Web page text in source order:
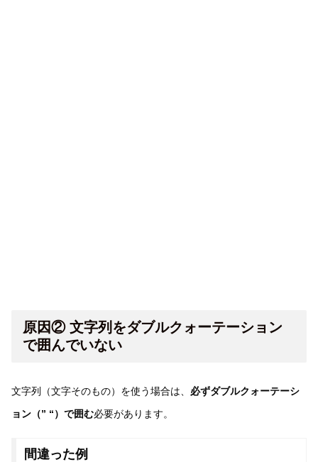
原因② 文字列をダブルクォーテーション
で囲んでいない
文字列（文字そのもの）を使う場合は、 必ずダブルクォーテーシ
ョン（” “）で囲む必要があります。
間違った例